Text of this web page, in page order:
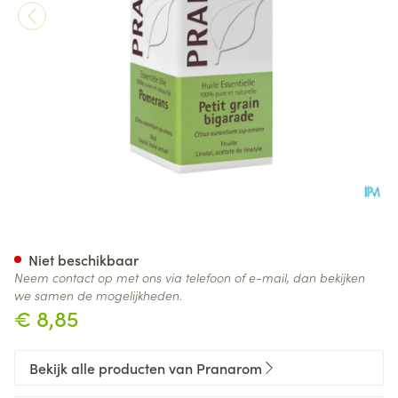
€ 8,85
Niet beschikbaar
Neem contact op met ons via telefoon of e-mail, dan bekijken
we samen de mogelijkheden.
Bekijk alle producten van Pranarom